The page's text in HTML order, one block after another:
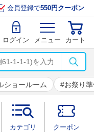
会員登録で550円クーポン
ログイン メニュー カート
ショールーム お祭り
カテゴリ クーポン